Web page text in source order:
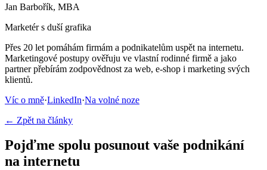
Jan Barbořík, MBA
Marketér s duší grafika
Přes 20 let pomáhám firmám a podnikatelům uspět na internetu.
Marketingové postupy ověřuju ve vlastní rodinné firmě a jako
partner přebírám zodpovědnost za web, e-shop i marketing svých
klientů.
Víc o mně·LinkedIn·Na volné noze
← Zpět na články
Pojďme spolu posunout vaše podnikání
na internetu